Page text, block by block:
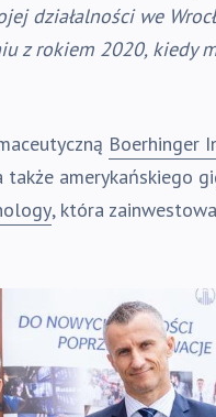
działalności we
z rokiem 2020, kiedy
Boerhinger
amerykańskiego
, która